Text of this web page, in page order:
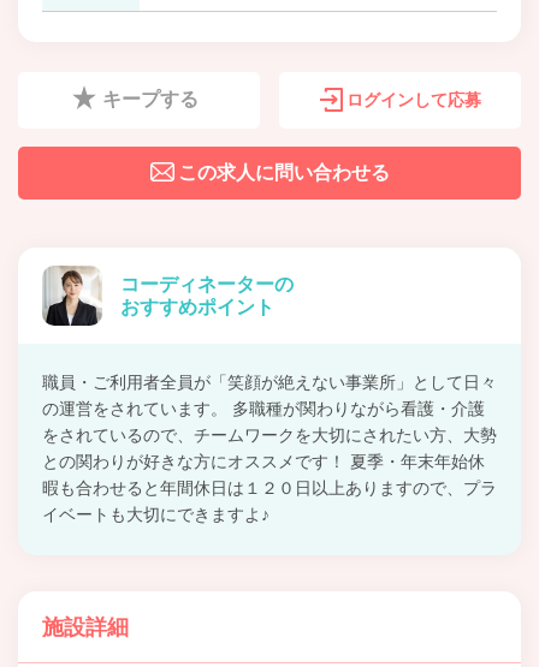
キープする ログインして応募
この求人に問い合わせる
コーディネーターの
おすすめポイント
職員・ご利用者全員が「笑顔が絶えない事業所」として日々
の運営をされています。 多職種が関わりながら看護・介護
をされているので、チームワークを大切にされたい方、大勢
との関わりが好きな方にオススメです！ 夏季・年末年始休
暇も合わせると年間休日は１２０日以上ありますので、プラ
イベートも大切にできますよ♪
施設詳細